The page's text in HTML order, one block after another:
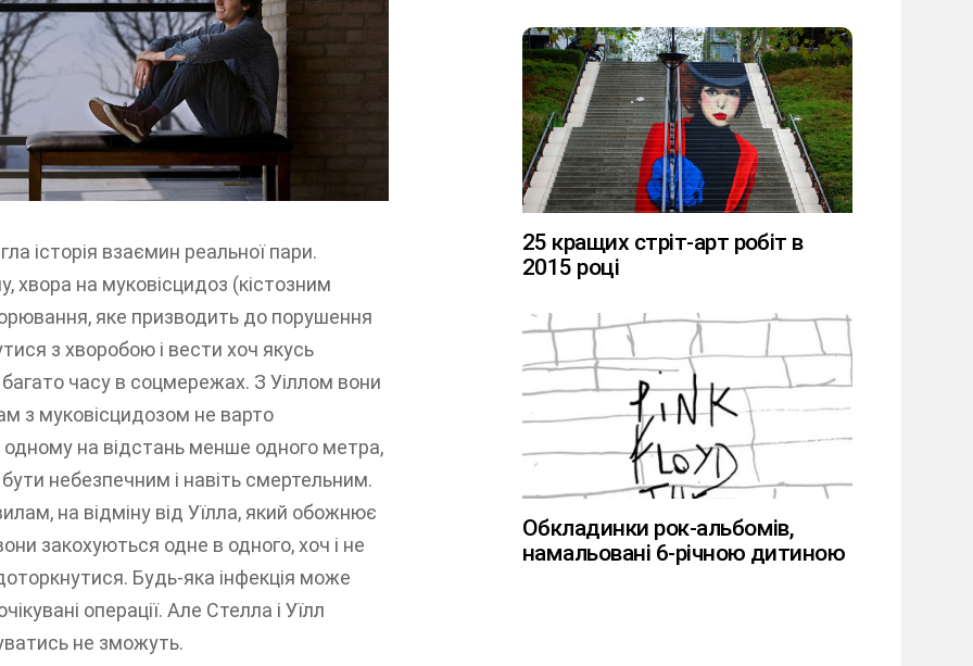
історія взаємин реальної пари.
хвора на муковісцидоз (кістозним
яке призводить до порушення
з хворобою і вести хоч якусь
часу в соцмережах. З Уіллом вони
з муковісцидозом не варто
на відстань менше одного метра,
небезпечним і навіть смертельним.
на відміну від Уїлла, який обожнює
закохуються одне в одного, хоч і не
Будь-яка інфекція може
операції. Але Стелла і Уїлл
не зможуть.
25 кращих стріт-арт робіт в
2015 році
Обкладинки рок-альбомів,
намальовані 6-річною дитиною